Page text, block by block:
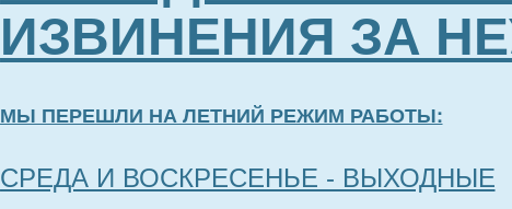
ИЗВИНЕНИЯ ЗА
МЫ ПЕРЕШЛИ НА ЛЕТНИЙ РЕЖИМ РАБОТЫ:
СРЕДА И ВОСКРЕСЕНЬЕ - ВЫХОДНЫЕ